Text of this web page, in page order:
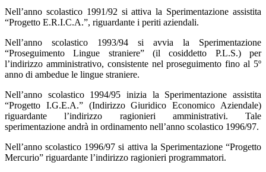
Nell’anno scolastico 1991/92 si attiva la Sperimentazione assistita
“Progetto E.R.I.C.A.”, riguardante i periti aziendali.
Nell’anno scolastico 1993/94 si avvia la Sperimentazione
“Proseguimento Lingue straniere” (il cosiddetto P.L.S.) per
l’indirizzo amministrativo, consistente nel proseguimento fino al 5º
anno di ambedue le lingue straniere.
Nell’anno scolastico 1994/95 inizia la Sperimentazione assistita
“Progetto I.G.E.A.” (Indirizzo Giuridico Economico Aziendale)
riguardante l’indirizzo ragionieri amministrativi. Tale
sperimentazione andrà in ordinamento nell’anno scolastico 1996/97.
Nell’anno scolastico 1996/97 si attiva la Sperimentazione “Progetto
Mercurio” riguardante l’indirizzo ragionieri programmatori.